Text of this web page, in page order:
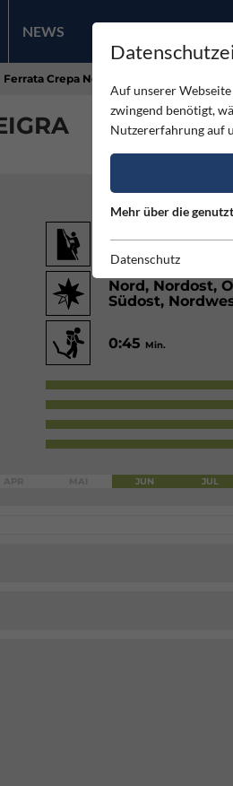
NEWS PRODUKTE
Ferrata Crepa Neigra
80Hm/ 420Hm
1:15 / 2:45
Nord, Nordost,
Südost,
0:45 Min.
JUN JUL
Auf unserer
zwingend benötigt,
Nutzererfahrung auf
Mehr über die
Datenschutz